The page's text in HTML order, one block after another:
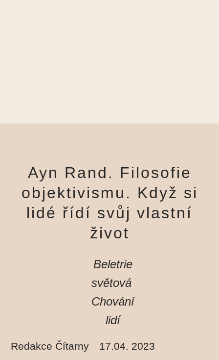
Ayn Rand. Filosofie
objektivismu. Když si
lidé řídí svůj vlastní
život
Beletrie
světová,
Chování
lidí
Redakce Čítarny 17.04. 2023